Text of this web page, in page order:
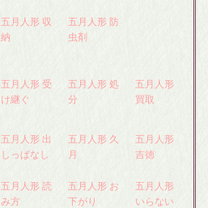
五月人形 収
納
五月人形 防
虫剤
五月人形 受
け継ぐ
五月人形 処
分
五月人形
買取
五月人形 出
しっぱなし
五月人形 久
月
五月人形
吉徳
五月人形 読
み方
五月人形 お
下がり
五月人形
いらない